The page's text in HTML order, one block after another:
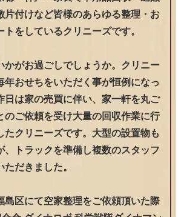
片付けなど皆様のあらゆる整理・お
トをしているクリニーズです。
かがお過ごしでしょうか。クリニー
年おせちをいただく事が恒例になっ
日は家の売買に伴い、家一軒を丸ご
のご依頼を受け大量の回収作業に行
たクリニーズです。大型の設置物も
、トラックを準備し複数のスタッフ
だきました。
島区にて空家整理をご依頼頂いた際